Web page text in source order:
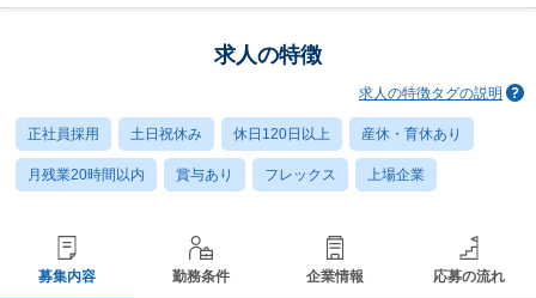
求人の特徴
求人の特徴タグの説明
正社員採用 土日祝休み 休日120日以上 産休・育休あり
月残業20時間以内 賞与あり フレックス 上場企業
募集内容 勤務条件 企業情報 応募の流れ